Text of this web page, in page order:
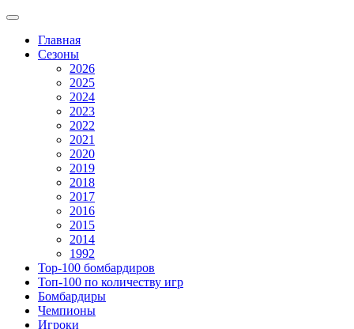
Главная
Сезоны
2026
2025
2024
2023
2022
2021
2020
2019
2018
2017
2016
2015
2014
1992
Top-100 бомбардиров
Топ-100 по количеству игр
Бомбардиры
Чемпионы
Игроки